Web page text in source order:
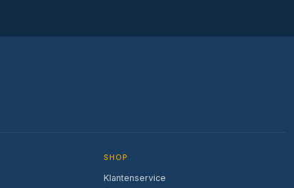
SHOP
Klantenservice